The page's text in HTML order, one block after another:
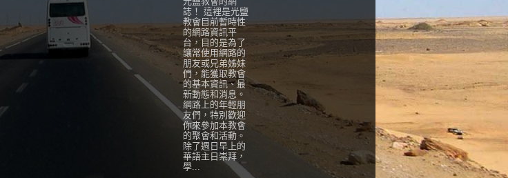
誌！ 這裡是光鹽
教會目前暫時性
的網路資訊平
台，目的是為了
讓常使用網路的
朋友或兄弟姊妹
們，能獲取教會
的基本資訊、最
新動態和消息。
網路上的年輕朋
友們，特別歡迎
你來參加本教會
的聚會和活動。
除了週日早上的
華語主日崇拜，
學...